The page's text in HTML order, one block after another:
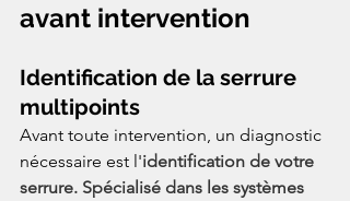
avant intervention
Identification de la serrure
multipoints
Avant toute intervention, un diagnostic
nécessaire est l'identification de votre
serrure. Spécialisé dans les systèmes